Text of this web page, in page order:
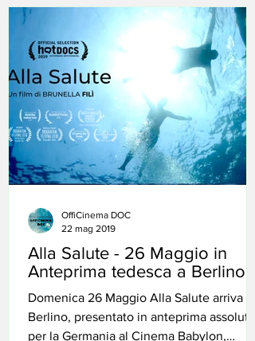
Alla Salute - 26 Maggio in
Anteprima tedesca a Berlino!
Domenica 26 Maggio Alla Salute arriva a
Berlino, presentato in anteprima assoluta
per la Germania al Cinema Babylon,
OffiCinema DOC
22 mag 2019